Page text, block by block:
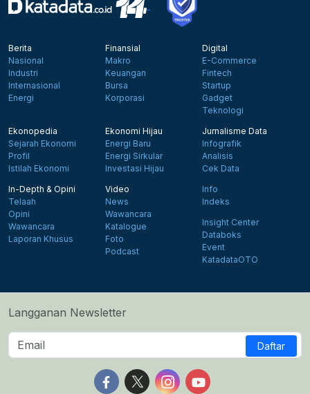
Berita
Nasional
Industri
Internasional
Energi
Finansial
Makro
Keuangan
Bursa
Korporasi
Digital
E-Commerce
Fintech
Startup
Gadget
Teknologi
Ekonopedia
Sejarah Ekonomi
Profil
Istilah Ekonomi
Ekonomi Hijau
Energi Baru
Energi Sirkular
Investasi Hijau
Jurnalisme Data
Infografik
Analisis
Cek Data
In-Depth & Opini
Telaah
Opini
Wawancara
Laporan Khusus
Video
News
Wawancara
Katalogue
Foto
Podcast
Info
Indeks
Insight Center
Databoks
Event
KatadataOTO
Langganan Newsletter
Daftar
Follow us on Facebook
Follow us on X
Follow us on Instagram
Follow us on